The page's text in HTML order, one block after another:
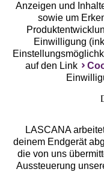
Unsere Apps
Services
Anzeigen und
sowie um
Einwilligung
auf den Link
LASCANA
deinem Endgerät
die von uns
Aussteuerung